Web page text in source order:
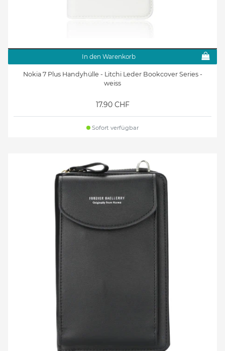
In den Warenkorb
Nokia 7 Plus Handyhülle - Litchi Leder Bookcover Series -
weiss
17.90 CHF
Sofort verfügbar